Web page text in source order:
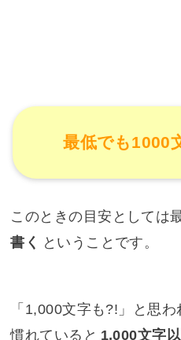
最低でも1000
このときの目安としては
書く ということです。
「1,000文字も?!」と思
慣れていると 1,000文字